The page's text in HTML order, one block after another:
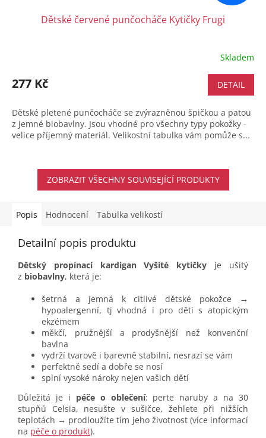
Dětské červené punčocháče Kytičky Frugi
Skladem
277 Kč DETAIL
Dětské pletené punčocháče se zvýrazněnou špičkou a patou
z jemné biobavlny. Jsou vhodné pro všechny typy pokožky -
velice příjemný materiál. Velikostní tabulka vám pomůže s...
ZOBRAZIT VŠECHNY SOUVISEJÍCÍ PRODUKTY
Popis Hodnocení Tabulka velikostí
Detailní popis produktu
Dětský propínací kardigan Vyšité kytičky je ušitý
z biobavlny, která je:
šetrná a jemná k citlivé dětské pokožce →
hypoalergenní, tj vhodná i pro děti s atopickým
ekzémem
měkčí, pružnější a prodyšnější než konvenční
bavlna
vydrží tvarově i barevně stabilní, nesrazí se vám
perfektně sedí a dobře se nosí
splní vysoké nároky nejen vašich dětí
Důležitá je i péče o oblečení: perte naruby a na 30
stupňů Celsia, nesušte v sušičce, žehlete při nižších
teplotách → prodloužíte tím jeho životnost (více informací
na péče o produkt).